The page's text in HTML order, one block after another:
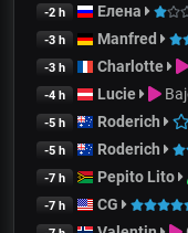
-2 h Елена
-3 h Manfred
-3 h Charlotte
-4 h Lucie
-5 h Roderich
-5 h Roderich
-7 h Pepito Lito
-7 h CG